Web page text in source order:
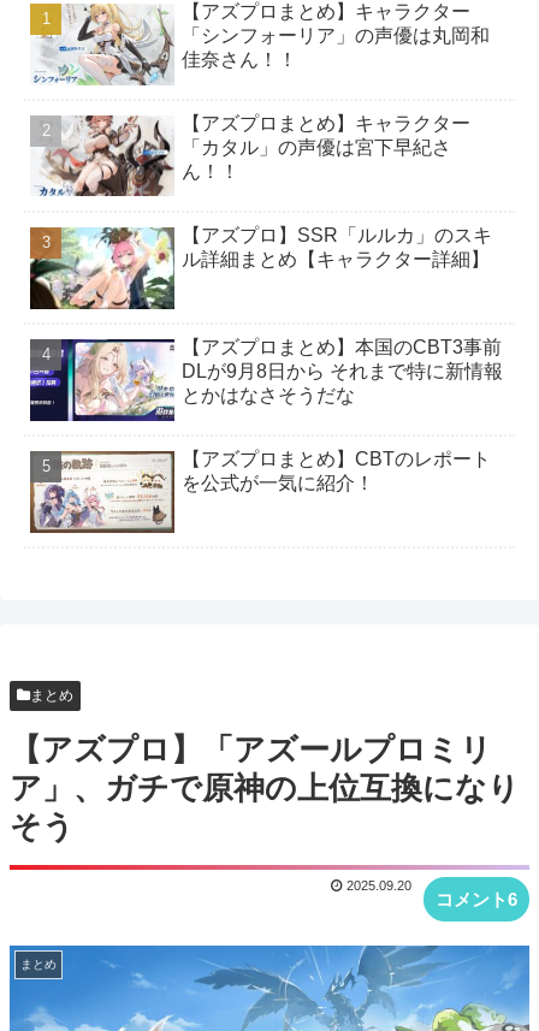
wwwww
【画像】女性、『大人のおもちゃ』を入れたまま
【アズプロ】公式的にこのエルフっ娘（シンフォ
ーリア）ってどういう立ち位置なん？
【アズプロ】共同CEOの公式インタビュー！独自
の強み、キャラデザ、リリース予定日など
【アズプロ】これ天気と時間システム実装くるや
つか？
【アズプロ】結構広告出してるから今年中には来
るのかね
【アズプロまとめ】本国のCBT3事前DLが9月8日
から それまで特に新情報とかはなさそうだな
ア」の声優は丸岡和佳奈さん！！
【アズプロまとめ】キャラクター「カタル」の声
【アズプロまとめ】キャラクター
「シンフォーリア」の声優は丸岡和
佳奈さん！！
【アズプロまとめ】キャラクター
「カタル」の声優は宮下早紀さ
ん！！
【アズプロ】SSR「ルルカ」のスキ
ル詳細まとめ【キャラクター詳細】
【アズプロまとめ】本国のCBT3事前
DLが9月8日から それまで特に新情報
とかはなさそうだな
【アズプロまとめ】CBTのレポート
を公式が一気に紹介！
まとめ
【アズプロ】「アズールプロミリ
ア」、ガチで原神の上位互換になり
そう
コメント6
2025.09.20
まとめ